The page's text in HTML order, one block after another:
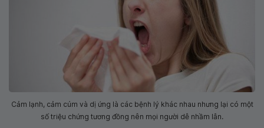
Cảm lạnh, cảm cúm và dị ứng là các bệnh lý khác nhau nhưng lại có một
số triệu chứng tương đồng nên mọi người dễ nhầm lẫn.